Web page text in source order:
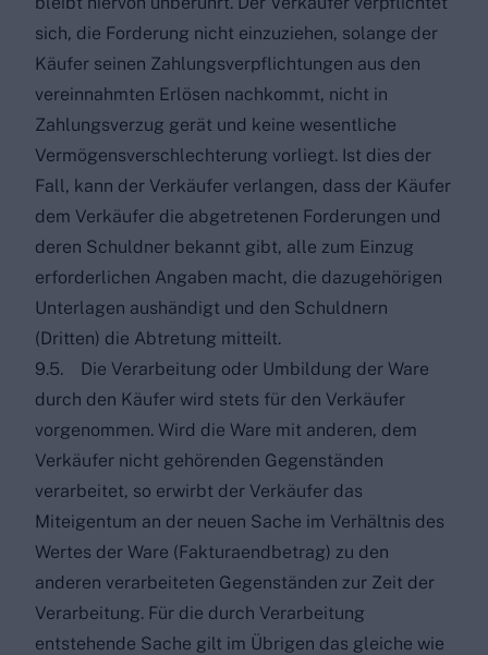
sich, die Forderung nicht einzuziehen, solange der
Käufer seinen Zahlungsverpflichtungen aus den
vereinnahmten Erlösen nachkommt, nicht in
Zahlungsverzug gerät und keine wesentliche
Vermögensverschlechterung vorliegt. Ist dies der
Fall, kann der Verkäufer verlangen, dass der Käufer
dem Verkäufer die abgetretenen Forderungen und
deren Schuldner bekannt gibt, alle zum Einzug
erforderlichen Angaben macht, die dazugehörigen
Unterlagen aushändigt und den Schuldnern
(Dritten) die Abtretung mitteilt.
9.5. Die Verarbeitung oder Umbildung der Ware
durch den Käufer wird stets für den Verkäufer
vorgenommen. Wird die Ware mit anderen, dem
Verkäufer nicht gehörenden Gegenständen
verarbeitet, so erwirbt der Verkäufer das
Miteigentum an der neuen Sache im Verhältnis des
Wertes der Ware (Fakturaendbetrag) zu den
anderen verarbeiteten Gegenständen zur Zeit der
Verarbeitung. Für die durch Verarbeitung
entstehende Sache gilt im Übrigen das gleiche wie